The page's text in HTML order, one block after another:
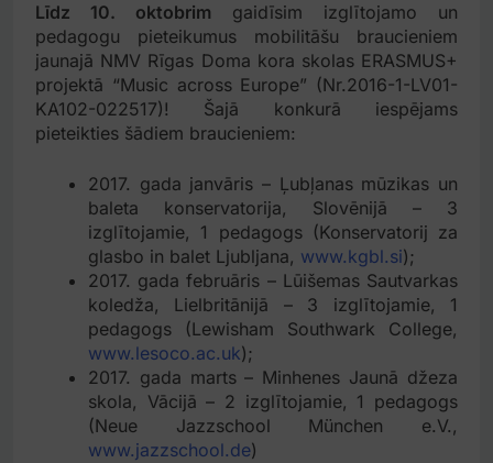
Līdz 10. oktobrim gaidīsim izglītojamo un
pedagogu pieteikumus mobilitāšu braucieniem
jaunajā NMV Rīgas Doma kora skolas ERASMUS+
projektā “Music across Europe” (Nr.2016-1-LV01-
KA102-022517)! Šajā konkurā iespējams
pieteikties šādiem braucieniem:
2017. gada janvāris – Ļubļanas mūzikas un
baleta konservatorija, Slovēnijā – 3
izglītojamie, 1 pedagogs (Konservatorij za
glasbo in balet Ljubljana, www.kgbl.si);
2017. gada februāris – Lūišemas Sautvarkas
koledža, Lielbritānijā – 3 izglītojamie, 1
pedagogs (Lewisham Southwark College,
www.lesoco.ac.uk);
2017. gada marts – Minhenes Jaunā džeza
skola, Vācijā – 2 izglītojamie, 1 pedagogs
(Neue Jazzschool München e.V.,
www.jazzschool.de)